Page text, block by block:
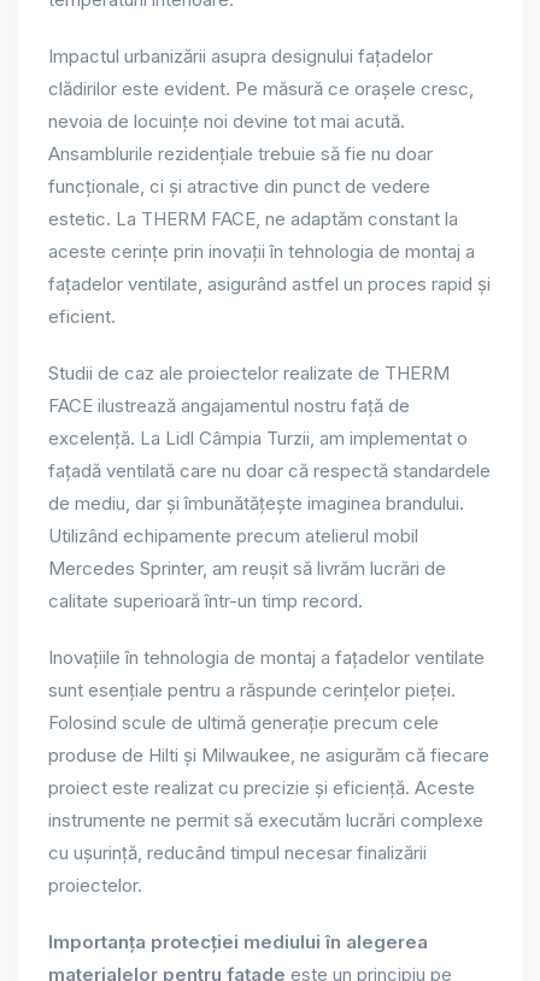
Impactul urbanizării asupra designului fațadelor
clădirilor este evident. Pe măsură ce orașele cresc,
nevoia de locuințe noi devine tot mai acută.
Ansamblurile rezidențiale trebuie să fie nu doar
funcționale, ci și atractive din punct de vedere
estetic. La THERM FACE, ne adaptăm constant la
aceste cerințe prin inovații în tehnologia de montaj a
fațadelor ventilate, asigurând astfel un proces rapid și
eficient.
Studii de caz ale proiectelor realizate de THERM
FACE ilustrează angajamentul nostru față de
excelență. La Lidl Câmpia Turzii, am implementat o
fațadă ventilată care nu doar că respectă standardele
de mediu, dar și îmbunătățește imaginea brandului.
Utilizând echipamente precum atelierul mobil
Mercedes Sprinter, am reușit să livrăm lucrări de
calitate superioară într-un timp record.
Inovațiile în tehnologia de montaj a fațadelor ventilate
sunt esențiale pentru a răspunde cerințelor pieței.
Folosind scule de ultimă generație precum cele
produse de Hilti și Milwaukee, ne asigurăm că fiecare
proiect este realizat cu precizie și eficiență. Aceste
instrumente ne permit să executăm lucrări complexe
cu ușurință, reducând timpul necesar finalizării
proiectelor.
Importanța protecției mediului în alegerea
materialelor pentru fațade este un principiu pe